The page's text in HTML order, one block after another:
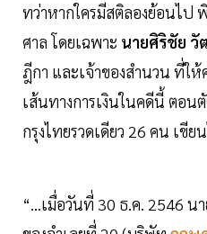
ทว่าหากใครมีสติลองย้อนไป
ศาล โดยเฉพาะ นายศิริชัย วั
ฎีกา และเจ้าของสำนวน ที่ใ
เส้นทางการเงินในคดีนี้ ตอน
กรุงไทยรวดเดียว 26 คน เขีย
“…เมื่อวันที่ 30 ธ.ค. 2546